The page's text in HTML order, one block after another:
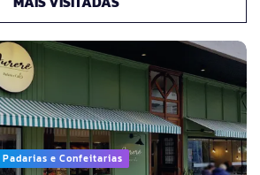
Padarias e Confeitarias